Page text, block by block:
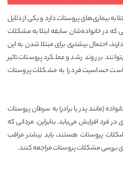
به بیماری‌های پروستات دارد و یکی از دلایل
در خانواده‌شان سابقه ابتلا به مشکلات
احتمال بیشتری برای مبتلا شدن به این
بر روند رشد و عملکرد پروستات تاثیر
است حساسیت فرد را به مشکلات پروستات
(مانند پدر یا برادر) به سرطان پروستات
در فرد افزایش می‌یابد. بنابراین، مردانی که
پروستات هستند، باید بیشتر مراقب
بررسی مشکلات پروستات مراجعه کنند.